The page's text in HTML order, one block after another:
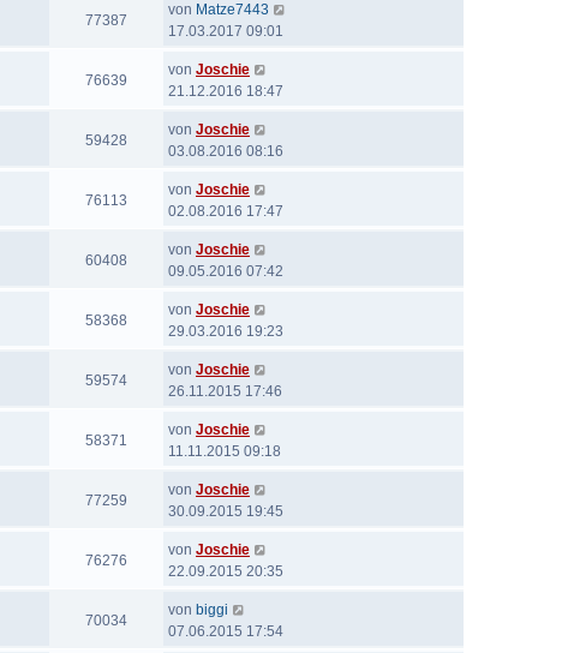
77387
von Matze7443
17.03.2017 09:01
76639
von Joschie
21.12.2016 18:47
59428
von Joschie
03.08.2016 08:16
76113
von Joschie
02.08.2016 17:47
60408
von Joschie
09.05.2016 07:42
58368
von Joschie
29.03.2016 19:23
59574
von Joschie
26.11.2015 17:46
58371
von Joschie
11.11.2015 09:18
77259
von Joschie
30.09.2015 19:45
76276
von Joschie
22.09.2015 20:35
70034
von biggi
07.06.2015 17:54